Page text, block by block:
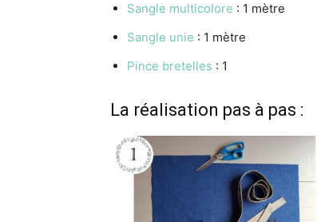
Sangle multicolore : 1 mètre
Sangle unie : 1 mètre
Pince bretelles : 1
La réalisation pas à pas :